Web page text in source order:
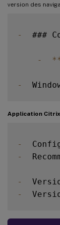
version des
-
###
-
-
Application
-
-
-
-